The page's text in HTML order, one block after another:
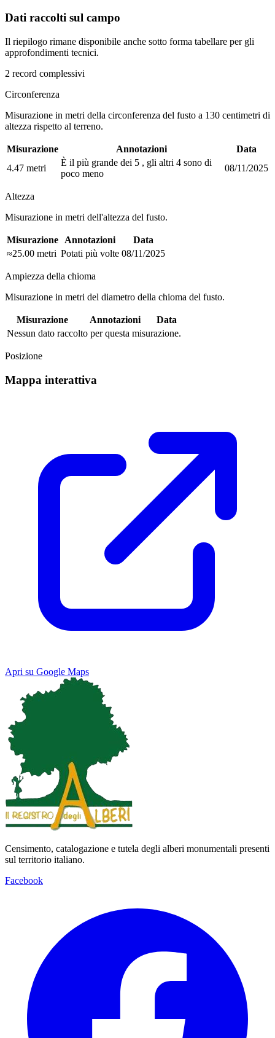
Dati raccolti sul campo
Il riepilogo rimane disponibile anche sotto forma tabellare per gli
approfondimenti tecnici.
2 record complessivi
Circonferenza
Misurazione in metri della circonferenza del fusto a 130 centimetri di
altezza rispetto al terreno.
Misurazione Annotazioni
Data
4.47 metri
È il più grande dei 5 , gli altri 4 sono di
poco meno
08/11/2025
Altezza
Misurazione in metri dell'altezza del fusto.
Misurazione Annotazioni
Data
≈25.00 metri Potati più volte 08/11/2025
Ampiezza della chioma
Misurazione in metri del diametro della chioma del fusto.
Misurazione Annotazioni
Data
Nessun dato raccolto per questa misurazione.
Posizione
Mappa interattiva
Apri su Google Maps
Map Satellite
Keyboard shortcuts
Censimento, catalogazione e tutela degli alberi monumentali presenti
sul territorio italiano.
Facebook